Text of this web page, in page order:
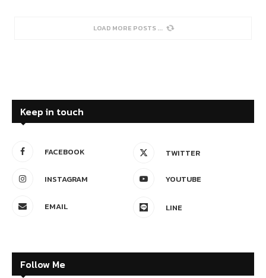
LOAD MORE POSTS
Keep in touch
FACEBOOK TWITTER
INSTAGRAM YOUTUBE
EMAIL LINE
Follow Me